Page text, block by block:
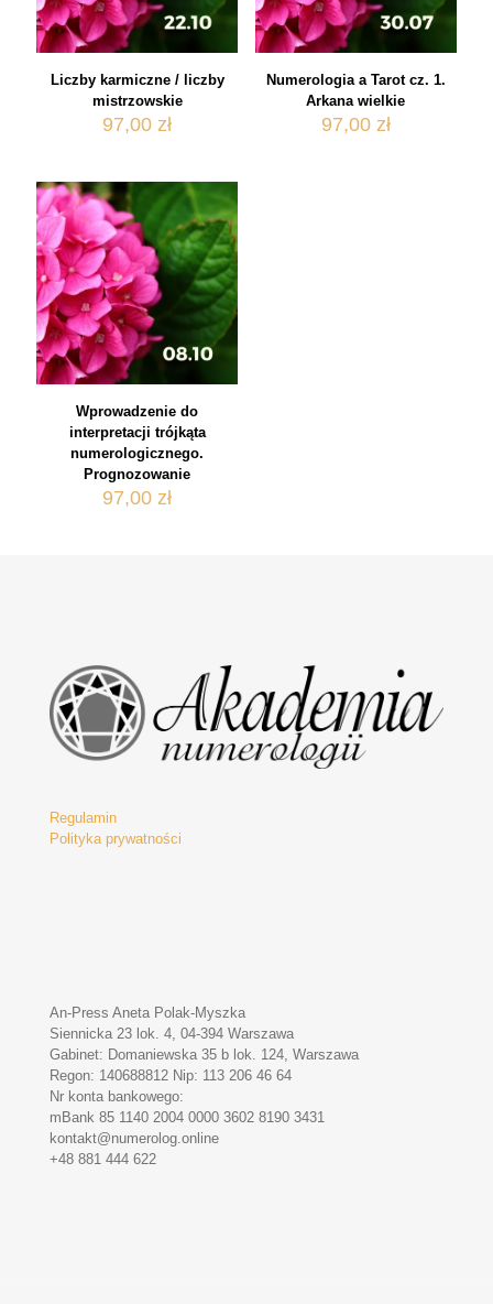
Liczby karmiczne / liczby
mistrzowskie
97,00zł
Numerologia a Tarot cz. 1.
Arkana wielkie
97,00 zł
Wprowadzenie do
interpretacji trójkąta
numerologicznego.
Prognozowanie
97,00 zł
Regulamin
Polityka prywatności
An-Press Aneta Polak-Myszka
Siennicka 23 lok. 4, 04-394 Warszawa
Gabinet: Domaniewska 35 b lok. 124, Warszawa
Regon: 140688812 Nip: 113 206 46 64
Nr konta bankowego:
mBank 85 1140 2004 0000 3602 8190 3431
kontakt@numerolog.online
+48 881 444 622